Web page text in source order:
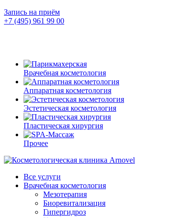
Запись на приём
+7 (495) 961 99 00
Врачебная косметология
Аппаратная косметология
Эстетическая косметология
Пластическая хирургия
Прочее
Все услуги
Врачебная косметология
Мезотерапия
Биоревитализация
Гипергидроз